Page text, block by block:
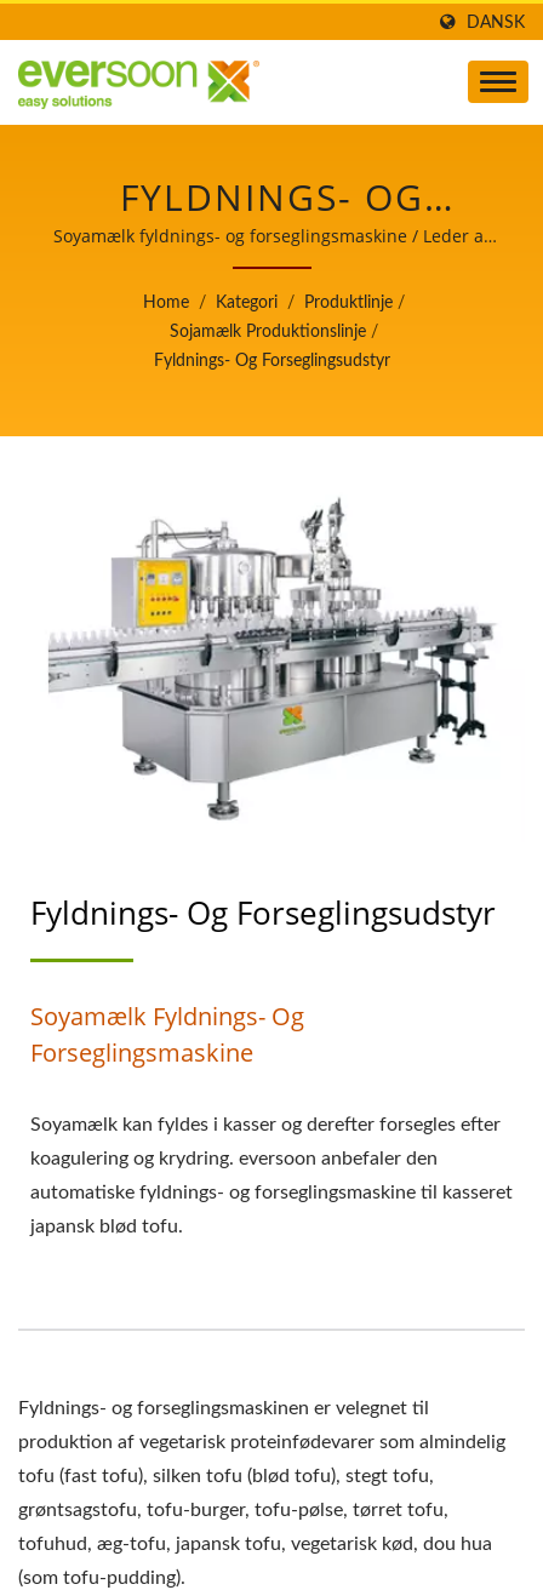
DANSK
FYLDNINGS- OG
FORSEGLINGSUDSTYR
ER EN AF MASKINERNE
I SOYAMÆLK
LEDER AF DEN
AUTOMATISKE TOFU-
OG
MED HØJESTE
PRIORITET I
FØDEVARESIKKERHED.
Soyamælk fyldnings- og forseglingsmaskine / Leder af
den automatiske tofu- og
sojamælkefremstillingsmaskine med højeste prioritet i
fødevaresikkerhed.
Home / Kategori / Produktlinje /
Sojamælk Produktionslinje /
Fyldnings- Og Forseglingsudstyr
Fyldnings- Og Forseglingsudstyr
Soyamælk Fyldnings- Og
Forseglingsmaskine
Soyamælk kan fyldes i kasser og derefter forsegles efter
koagulering og krydring. eversoon anbefaler den
automatiske fyldnings- og forseglingsmaskine til kasseret
japansk blød tofu.
Fyldnings- og forseglingsmaskinen er velegnet til
produktion af vegetarisk proteinfødevarer som almindelig
tofu (fast tofu), silken tofu (blød tofu), stegt tofu,
grøntsagstofu, tofu-burger, tofu-pølse, tørret tofu,
tofuhud, æg-tofu, japansk tofu, vegetarisk kød, dou hua
(som tofu-pudding).